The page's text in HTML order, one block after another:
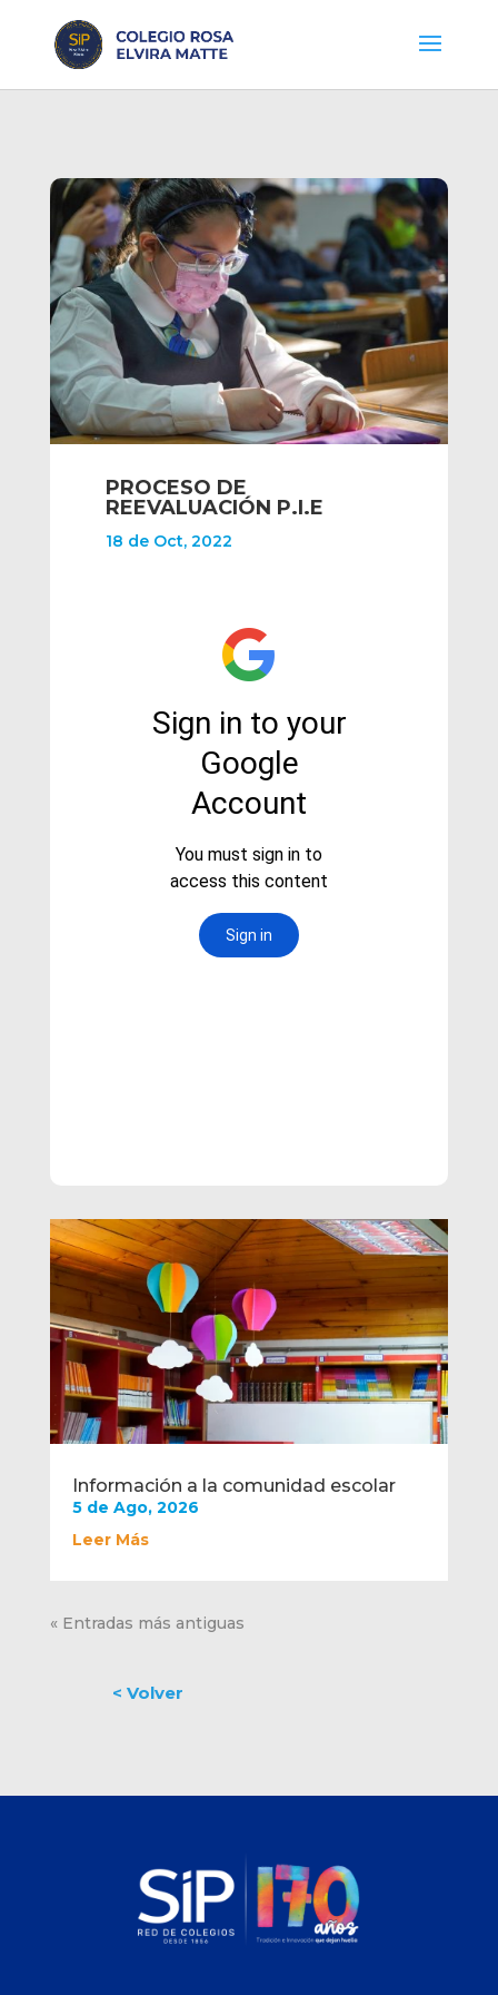
Información a la comunidad escolar
5 de Ago, 2026
Leer Más
« Entradas más antiguas
PROCESO DE
REEVALUACIÓN P.I.E
18 de Oct, 2022